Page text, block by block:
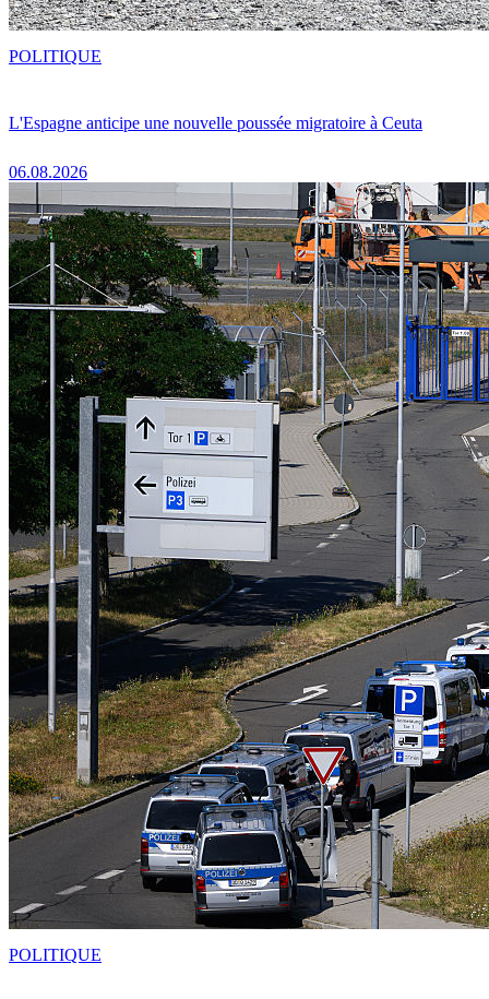
L'Espagne anticipe une nouvelle poussée migratoire à Ceuta
06.08.2026
POLITIQUE
POLITIQUE